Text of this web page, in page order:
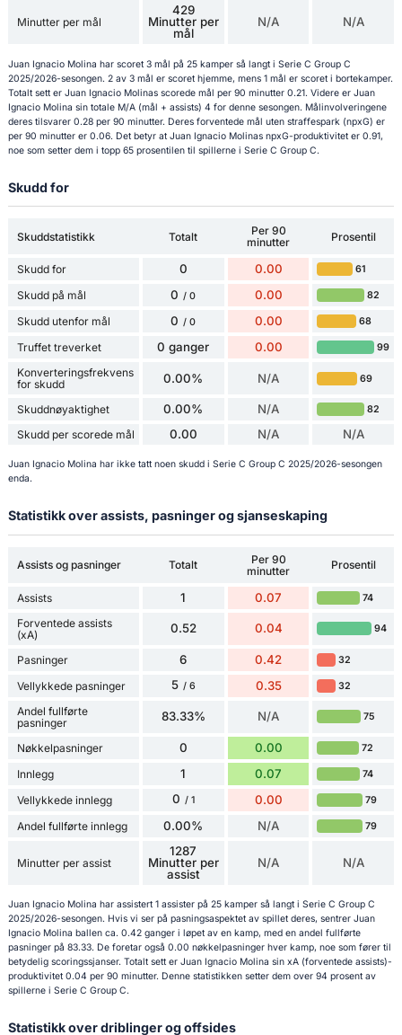
Minutter per mål
429
Minutter per
mål
N/A N/A
Juan Ignacio Molina har scoret 3 mål på 25 kamper så langt i Serie C Group C
2025/2026-sesongen. 2 av 3 mål er scoret hjemme, mens 1 mål er scoret i bortekamper.
Totalt sett er Juan Ignacio Molinas scorede mål per 90 minutter 0.21. Videre er Juan
Ignacio Molina sin totale M/A (mål + assists) 4 for denne sesongen. Målinvolveringene
deres tilsvarer 0.28 per 90 minutter. Deres forventede mål uten straffespark (npxG) er
per 90 minutter er 0.06. Det betyr at Juan Ignacio Molinas npxG-produktivitet er 0.91,
noe som setter dem i topp 65 prosentilen til spillerne i Serie C Group C.
Skudd for
Skuddstatistikk Totalt
Per 90
minutter
Prosentil
Skudd for 0 0.00 61
Skudd på mål 0 / 0 0.00 82
Skudd utenfor mål 0 / 0 0.00 68
Truffet treverket 0 ganger 0.00 99
Konverteringsfrekvens
for skudd
0.00% N/A 69
Skuddnøyaktighet 0.00% N/A 82
Skudd per scorede mål 0.00 N/A N/A
Juan Ignacio Molina har ikke tatt noen skudd i Serie C Group C 2025/2026-sesongen
enda.
Statistikk over assists, pasninger og sjanseskaping
Assists og pasninger Totalt
Per 90
minutter
Prosentil
Assists 1 0.07 74
Forventede assists
(xA)
0.52 0.04 94
Pasninger 6 0.42 32
Vellykkede pasninger 5 / 6 0.35 32
Andel fullførte
pasninger
83.33% N/A 75
Nøkkelpasninger 0 0.00 72
Innlegg 1 0.07 74
Vellykkede innlegg 0 / 1 0.00 79
Andel fullførte innlegg 0.00% N/A 79
Minutter per assist
1287
Minutter per
assist
N/A N/A
Juan Ignacio Molina har assistert 1 assister på 25 kamper så langt i Serie C Group C
2025/2026-sesongen. Hvis vi ser på pasningsaspektet av spillet deres, sentrer Juan
Ignacio Molina ballen ca. 0.42 ganger i løpet av en kamp, med en andel fullførte
pasninger på 83.33. De foretar også 0.00 nøkkelpasninger hver kamp, noe som fører til
betydelig scoringssjanser. Totalt sett er Juan Ignacio Molina sin xA (forventede assists)-
produktivitet 0.04 per 90 minutter. Denne statistikken setter dem over 94 prosent av
spillerne i Serie C Group C.
Statistikk over driblinger og offsides